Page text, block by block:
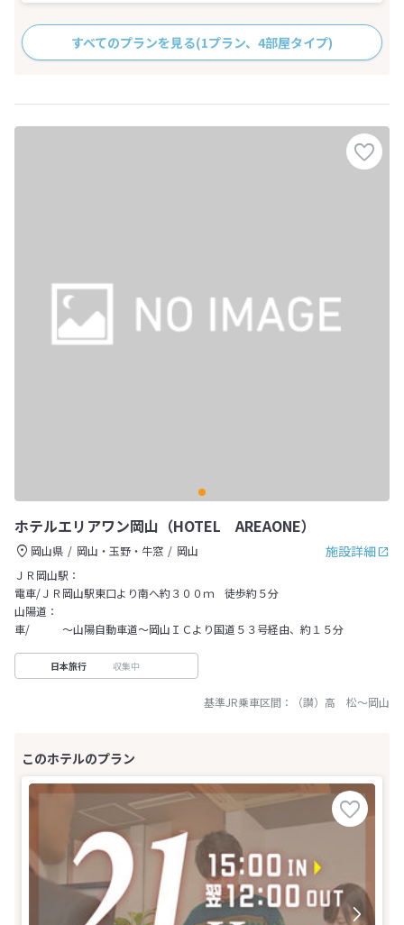
すべてのプランを見る(1プラン、4部屋タイプ)
ホテルエリアワン岡山（HOTEL AREAONE）
施設詳細
岡山県 岡山・玉野・牛窓
岡山
ＪＲ岡山駅：
電車/ＪＲ岡山駅東口より南へ約３００ｍ 徒歩約５分
山陽道：
車/ ～山陽自動車道～岡山ＩＣより国道５３号経由、約１５分
日本旅行 収集中
基準JR乗車区間： （讃）高 松～岡山